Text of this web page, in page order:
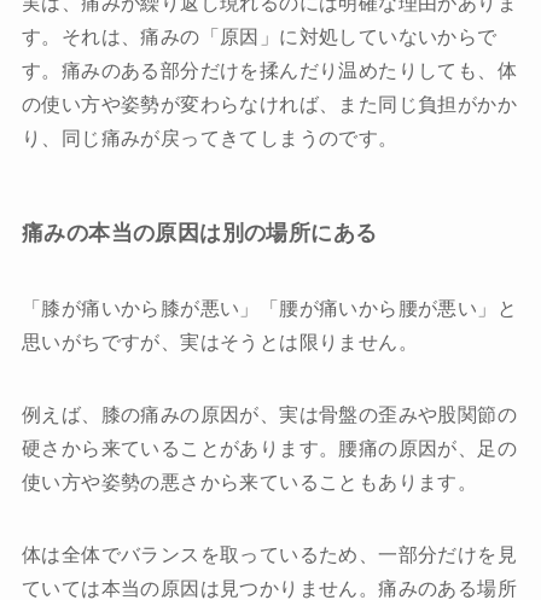
初回体験申込
お問い合わせ
プライバシーポリシー
す。それは、痛みの「原因」に対処していないからで
す。痛みのある部分だけを揉んだり温めたりしても、体
の使い方や姿勢が変わらなければ、また同じ負担がかか
り、同じ痛みが戻ってきてしまうのです。
痛みの本当の原因は別の場所にある
「膝が痛いから膝が悪い」「腰が痛いから腰が悪い」と
思いがちですが、実はそうとは限りません。
例えば、膝の痛みの原因が、実は骨盤の歪みや股関節の
硬さから来ていることがあります。腰痛の原因が、足の
使い方や姿勢の悪さから来ていることもあります。
体は全体でバランスを取っているため、一部分だけを見
ていては本当の原因は見つかりません。痛みのある場所